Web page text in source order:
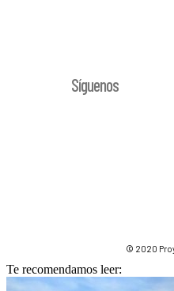
Síguenos
© 2020
Te recomendamos leer: